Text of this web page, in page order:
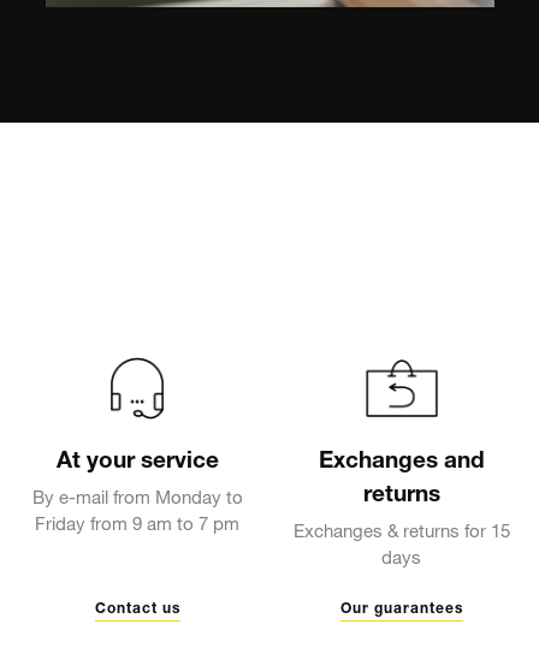
At your service
By e-mail from Monday to
Friday from 9 am to 7 pm
Contact us
Exchanges and
returns
Exchanges & returns for 15
days
Our guarantees